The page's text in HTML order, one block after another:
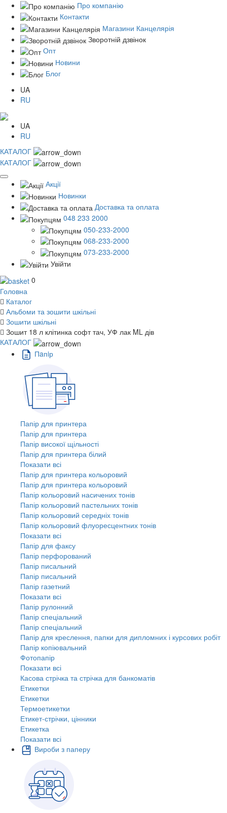
Про компанію
Контакти
Магазини Канцелярія
Зворотній дзвінок
Опт
Новини
Блог
UA
RU
UA
RU
КАТАЛОГ
КАТАЛОГ
Акції
Новинки
Доставка та оплата
048 233 2000
050-233-2000
068-233-2000
073-233-2000
Увійти
0
Головна
Каталог
Альбоми та зошити шкільні
Зошити шкільні
Зошит 18 л клітинка софт тач, УФ лак ML дів
КАТАЛОГ
Пaпiр
Папір для принтера
Папір для принтера
Папір високої щільності
Папір для принтера білий
Показати всі
Папір для принтера кольоровий
Папір для принтера кольоровий
Папір кольоровий насичених тонів
Папір кольоровий пастельних тонів
Папір кольоровий середніх тонів
Папір кольоровий флуоресцентних тонів
Показати всі
Папір для факсу
Папір перфорований
Папір писальний
Папір писальний
Папір газетний
Показати всі
Папір рулонний
Папір спеціальний
Папір спеціальний
Папір для креслення, папки для дипломних і курсових робіт
Папір копіювальний
Фотопапір
Показати всі
Касова стрічка та стрічка для банкоматів
Етикетки
Етикетки
Термоетикетки
Етикет-стрічки, цінники
Етикетка
Показати всі
Вироби з паперу